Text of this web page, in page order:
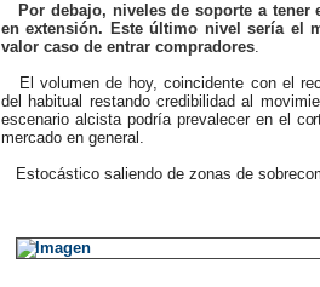
Por debajo, niveles de soporte a tener
en extensión. Este último nivel sería el
valor caso de entrar compradores.
El volumen de hoy, coincidente con el
del habitual restando credibilidad al
escenario alcista podría prevalecer en el
mercado en general.
Estocástico saliendo de zonas de